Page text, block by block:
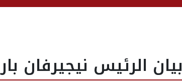
بيان الرئيس نيجيرفان